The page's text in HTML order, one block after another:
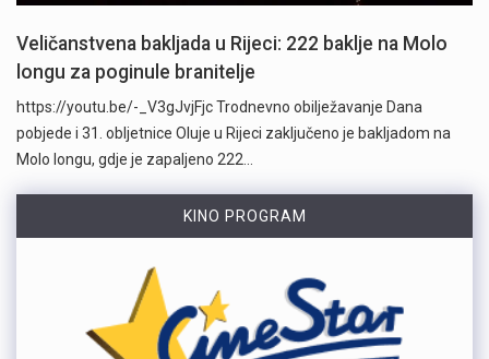
Veličanstvena bakljada u Rijeci: 222 baklje na Molo
longu za poginule branitelje
https://youtu.be/-_V3gJvjFjc Trodnevno obilježavanje Dana
pobjede i 31. obljetnice Oluje u Rijeci zaključeno je bakljadom na
Molo longu, gdje je zapaljeno 222…
KINO PROGRAM